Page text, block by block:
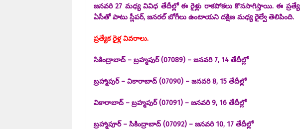
జనవరి 27 మధ్య వివిధ తేదీల్లో ఈ రైళ్లు రాకపోకలు కొనసాగిస్తాయి. ఈ ప్రత్యేక
ఏసీతో పాటు స్లీపర్‌, జనరల్‌ బోగీలు ఉంటాయని దక్షిణ మధ్య రైల్వే తెలిపింది.
ప్రత్యేక రైళ్ల వివరాలు.
సికింద్రాబాద్ – బ్రహ్మపుర్ (07089) – జనవరి 7, 14 తేదీల్లో
బ్రహ్మాపుర్ – వికారాబాద్ (07090) – జనవరి 8, 15 తేదీల్లో
వికారాబాద్ – బ్రహ్మపుర్ (07091) – జనవరి 9, 16 తేదీల్లో
బ్రహ్మాపూర్ – సికింద్రాబాద్ (07092) – జనవరి 10, 17 తేదీల్లో